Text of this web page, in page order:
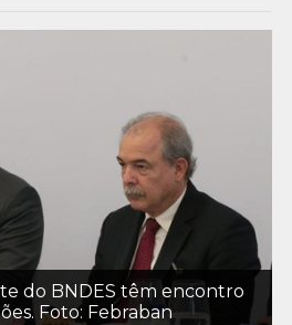
do BNDES têm encontro
Foto: Febraban